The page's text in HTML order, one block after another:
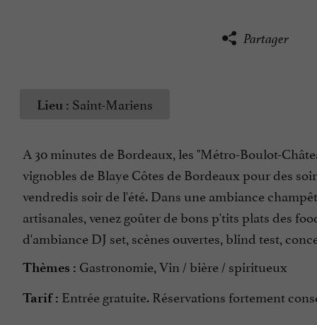
Partager
Lieu : Saint-Mariens
A 30 minutes de Bordeaux, les "Métro-Boulot-
vignobles de Blaye Côtes de Bordeaux pour des
vendredis soir de l'été. Dans une ambiance
artisanales, venez goûter de bons p'tits plats des
d'ambiance DJ set, scènes ouvertes, blind test,
Thèmes : Gastronomie, Vin / bière / spiritueux
Tarif : Entrée gratuite. Réservations fortement